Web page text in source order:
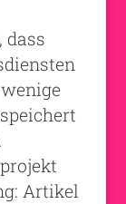
dass
Artikel